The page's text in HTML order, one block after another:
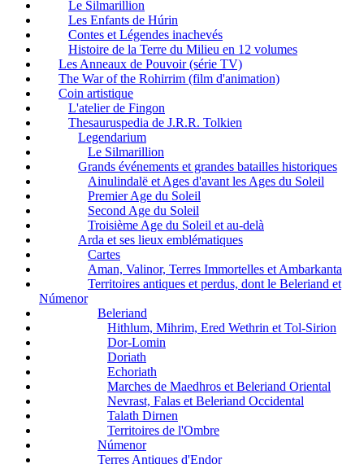
Le Silmarillion
Les Enfants de Húrin
Contes et Légendes inachevés
Histoire de la Terre du Milieu en 12 volumes
Les Anneaux de Pouvoir (série TV)
The War of the Rohirrim (film d'animation)
Coin artistique
L'atelier de Fingon
Thesauruspedia de J.R.R. Tolkien
Legendarium
Le Silmarillion
Grands événements et grandes batailles historiques
Ainulindalë et Ages d'avant les Ages du Soleil
Premier Age du Soleil
Second Age du Soleil
Troisième Age du Soleil et au-delà
Arda et ses lieux emblématiques
Cartes
Aman, Valinor, Terres Immortelles et Ambarkanta
Territoires antiques et perdus, dont le Beleriand et
Númenor
Beleriand
Hithlum, Mihrim, Ered Wethrin et Tol-Sirion
Dor-Lomin
Doriath
Echoriath
Marches de Maedhros et Beleriand Oriental
Nevrast, Falas et Beleriand Occidental
Talath Dirnen
Territoires de l'Ombre
Númenor
Terres Antiques d'Endor